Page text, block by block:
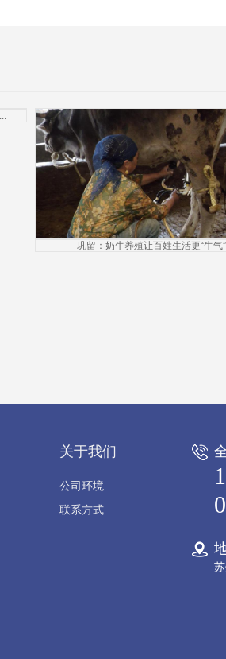
巩留：奶牛养殖让百姓生活更“牛气”
关于我们
公司环境
联系方式